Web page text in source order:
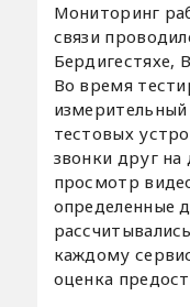
Мониторинг
связи
Бердигестяхе,
Во время
тестовых
звонки друг на
просмотр
определенные
каждому
оценка